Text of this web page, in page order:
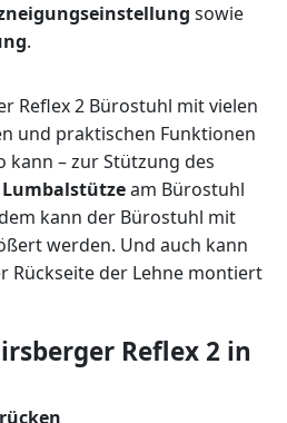
sowie
.
Reflex 2 Bürostuhl mit vielen
und praktischen Funktionen
kann – zur Stützung des
Lumbalstützeam Bürostuhl
kann der Bürostuhl mit
werden. Und auch kann
Rückseite der Lehne montiert
Reflex 2 in